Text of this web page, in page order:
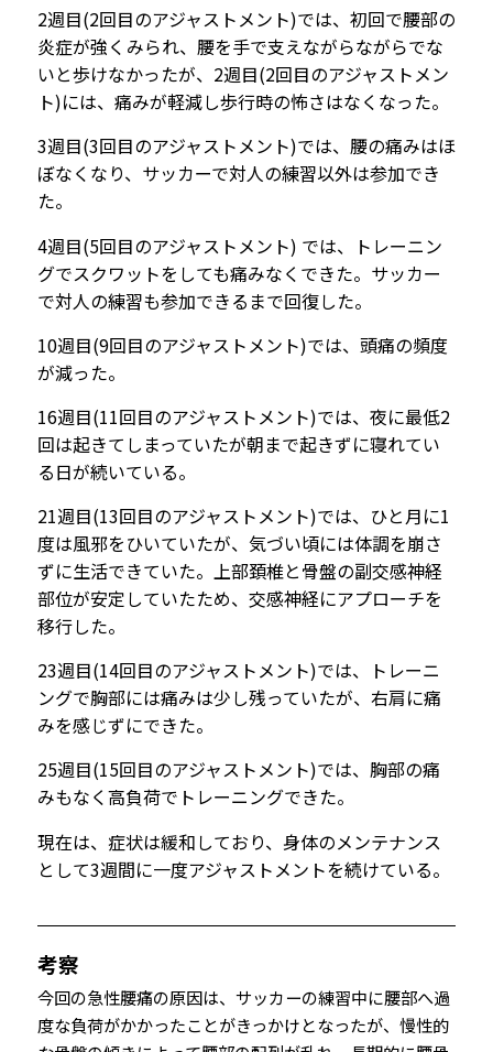
2週目(2回目のアジャストメント)では、初回で腰部の
炎症が強くみられ、腰を手で支えながらながらでな
いと歩けなかったが、2週目(2回目のアジャストメン
ト)には、痛みが軽減し歩行時の怖さはなくなった。
3週目(3回目のアジャストメント)では、腰の痛みはほ
ぼなくなり、サッカーで対人の練習以外は参加でき
た。
4週目(5回目のアジャストメント) では、トレーニン
グでスクワットをしても痛みなくできた。サッカー
で対人の練習も参加できるまで回復した。
10週目(9回目のアジャストメント)では、頭痛の頻度
が減った。
16週目(11回目のアジャストメント)では、夜に最低2
回は起きてしまっていたが朝まで起きずに寝れてい
る日が続いている。
21週目(13回目のアジャストメント)では、ひと月に1
度は風邪をひいていたが、気づい頃には体調を崩さ
ずに生活できていた。上部頚椎と骨盤の副交感神経
部位が安定していたため、交感神経にアプローチを
移行した。
23週目(14回目のアジャストメント)では、トレーニ
ングで胸部には痛みは少し残っていたが、右肩に痛
みを感じずにできた。
25週目(15回目のアジャストメント)では、胸部の痛
みもなく高負荷でトレーニングできた。
現在は、症状は緩和しており、身体のメンテナンス
として3週間に一度アジャストメントを続けている。
考察
今回の急性腰痛の原因は、サッカーの練習中に腰部へ過
度な負荷がかかったことがきっかけとなったが、慢性的